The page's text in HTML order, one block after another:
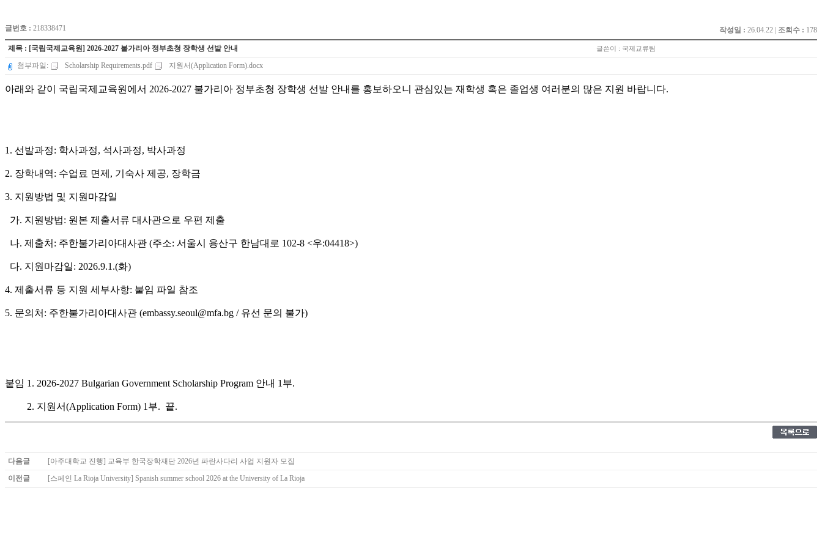
글번호 : 218338471 작성일 : 26.04.22 | 조회수 : 178
제목 : [국립국제교육원] 2026-2027 불가리아 정부초청 장학생 선발 안내 글쓴이 : 국제교류팀
첨부파일: Scholarship Requirements.pdf 지원서(Application Form).docx
아래와 같이 국립국제교육원에서 2026-2027 불가리아 정부초청 장학생 선발 안내를 홍보하오니 관심있는 재학생 혹은 졸업생 여러분의 많은 지원 바랍니다.
1. 선발과정: 학사과정, 석사과정, 박사과정
2. 장학내역: 수업료 면제, 기숙사 제공, 장학금
3. 지원방법 및 지원마감일
가. 지원방법: 원본 제출서류 대사관으로 우편 제출
나. 제출처: 주한불가리아대사관 (주소: 서울시 용산구 한남대로 102-8 <우:04418>)
다. 지원마감일: 2026.9.1.(화)
4. 제출서류 등 지원 세부사항: 붙임 파일 참조
5. 문의처: 주한불가리아대사관 (embassy.seoul@mfa.bg / 유선 문의 불가)
붙임 1. 2026-2027 Bulgarian Government Scholarship Program 안내 1부.
2. 지원서(Application Form) 1부. 끝.
다음글
[아주대학교 진행] 교육부 한국장학재단 2026년 파란사다리 사업 지원자 모집
이전글
[스페인 La Rioja University] Spanish summer school 2026 at the University of La Rioja